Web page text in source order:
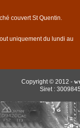
couvert St Quentin.
uniquement du lundi au
Copyright © 2012 -
Siret :